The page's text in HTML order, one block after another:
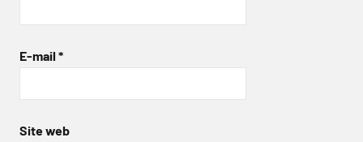
E-mail *
Site web